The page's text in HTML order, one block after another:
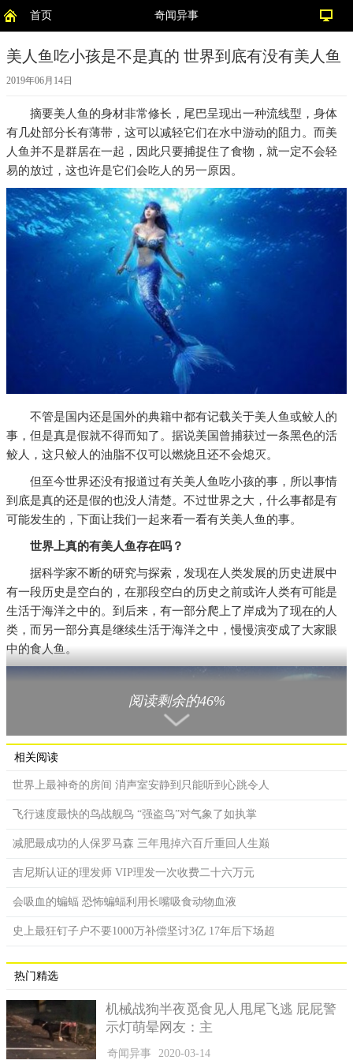
首页 奇闻异事
美人鱼吃小孩是不是真的 世界到底有没有美人鱼
2019年06月14日
摘要美人鱼的身材非常修长，尾巴呈现出一种流线型，身体
有几处部分长有薄带，这可以减轻它们在水中游动的阻力。而美
人鱼并不是群居在一起，因此只要捕捉住了食物，就一定不会轻
易的放过，这也许是它们会吃人的另一原因。
不管是国内还是国外的典籍中都有记载关于美人鱼或鲛人的
事，但是真是假就不得而知了。据说美国曾捕获过一条黑色的活
鲛人，这只鲛人的油脂不仅可以燃烧且还不会熄灭。
但至今世界还没有报道过有关美人鱼吃小孩的事，所以事情
到底是真的还是假的也没人清楚。不过世界之大，什么事都是有
可能发生的，下面让我们一起来看一看有关美人鱼的事。
世界上真的有美人鱼存在吗？
据科学家不断的研究与探索，发现在人类发展的历史进展中
有一段历史是空白的，在那段空白的历史之前或许人类有可能是
生活于海洋之中的。到后来，有一部分爬上了岸成为了现在的人
类，而另一部分真是继续生活于海洋之中，慢慢演变成了大家眼
中的食人鱼。
而在国内很早之前就已经有了关于美人鱼的典籍记录，典籍
中提到的长有黑色鳞片的鲛人或许就是大家眼中的美人鱼。而在
作的诗中就经常有提到鲛人。那大家知道美人鱼到底长什么样子
美国曾捕获过一条黑色的活鲛人，而由鲛人的油脂加工制造
的油膏，它的燃点非常的低，只需要一滴就可以燃烧数个月不熄
灭。古代贵族的墓穴中就是使用黑鳞鲛人油脂制造的油灯，一直
燃烧不会熄灭。曾经一位专门从事人鱼研究的专家记载了有关美
人鱼的事，美人鱼是真实存在于世的，只是美人鱼的身体表面非
阅读剩余的46%
相关阅读
世界上最神奇的房间 消声室安静到只能听到心跳令人
飞行速度最快的鸟战舰鸟 “强盗鸟”对气象了如执掌
减肥最成功的人保罗马森 三年甩掉六百斤重回人生巅
吉尼斯认证的理发师 VIP理发一次收费二十六万元
会吸血的蝙蝠 恐怖蝙蝠利用长嘴吸食动物血液
史上最狂钉子户不要1000万补偿坚讨3亿 17年后下场超
热门精选
机械战狗半夜觅食见人甩尾飞逃 屁屁警
示灯萌晕网友：主
奇闻异事 2020-03-14